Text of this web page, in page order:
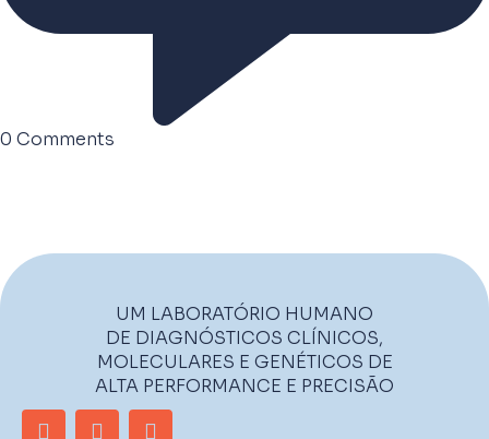
0 Comments
UM LABORATÓRIO HUMANO
DE DIAGNÓSTICOS CLÍNICOS,
MOLECULARES E GENÉTICOS DE
ALTA PERFORMANCE E PRECISÃO